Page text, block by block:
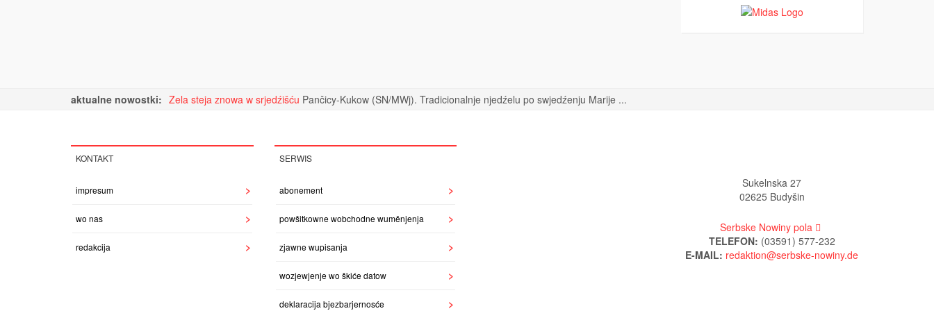
aktualne nowostki: Zela steja znowa w srjedźišću Pančicy-Kukow (SN/MWj). Tradicionalnje njedźelu po swjedźenju Marije ...
KONTAKT
impresum
wo nas
redakcija
SERWIS
abonement
powšitkowne wobchodne wuměnjenja
zjawne wupisanja
wozjewjenje wo škiće datow
deklaracija bjezbarjernosće
Sukelnska 27
02625 Budyšin
Serbske Nowiny pola
TELEFON: (03591) 577-232
E-MAIL: